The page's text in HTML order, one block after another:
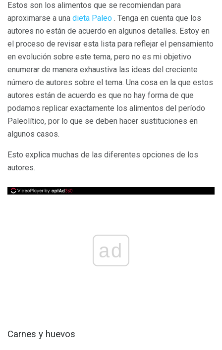
Estos son los alimentos que se recomiendan para
aproximarse a una dieta Paleo . Tenga en cuenta que los
autores no están de acuerdo en algunos detalles. Estoy en
el proceso de revisar esta lista para reflejar el pensamiento
en evolución sobre este tema, pero no es mi objetivo
enumerar de manera exhaustiva las ideas del creciente
número de autores sobre el tema. Una cosa en la que estos
autores están de acuerdo es que no hay forma de que
podamos replicar exactamente los alimentos del período
Paleolítico, por lo que se deben hacer sustituciones en
algunos casos.
Esto explica muchas de las diferentes opciones de los
autores.
ad
Carnes y huevos